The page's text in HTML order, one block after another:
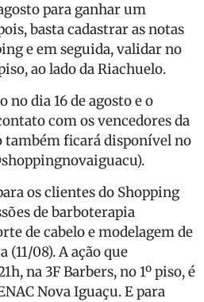
para ganhar um
basta cadastrar as notas
e em seguida, validar no
ao lado da Riachuelo.
no dia 16 de agosto e o
com os vencedores da
também ficará disponível no
os clientes do Shopping
de barboterapia
de cabelo e modelagem de
(11/08). A ação que
na 3F Barbers, no 1º piso, é
Nova Iguaçu. E para